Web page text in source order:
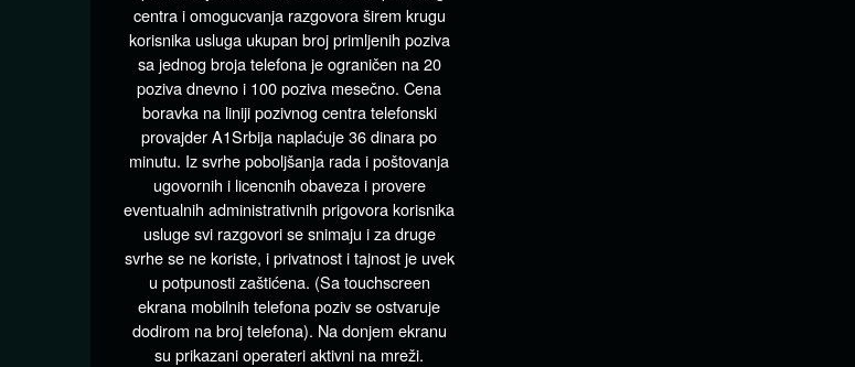
centra i omogucvanja razgovora širem krugu
korisnika usluga ukupan broj primljenih poziva
sa jednog broja telefona je ograničen na 20
poziva dnevno i 100 poziva mesečno. Cena
boravka na liniji pozivnog centra telefonski
provajder A1Srbija naplaćuje 36 dinara po
minutu. Iz svrhe poboljšanja rada i poštovanja
ugovornih i licencnih obaveza i provere
eventualnih administrativnih prigovora korisnika
usluge svi razgovori se snimaju i za druge
svrhe se ne koriste, i privatnost i tajnost je uvek
u potpunosti zaštićena. (Sa touchscreen
ekrana mobilnih telefona poziv se ostvaruje
dodirom na broj telefona). Na donjem ekranu
su prikazani operateri aktivni na mreži.